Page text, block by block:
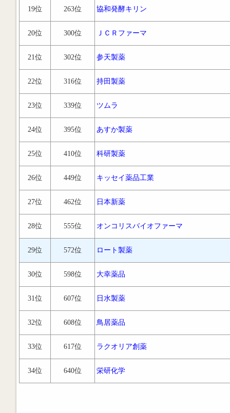
19位 263位 協和発酵キリン
20位 300位 ＪＣＲファーマ
21位 302位 参天製薬
22位 316位 持田製薬
23位 339位 ツムラ
24位 395位 あすか製薬
25位 410位 科研製薬
26位 449位 キッセイ薬品工業
27位 462位 日本新薬
28位 555位 オンコリスバイオファーマ
29位 572位 ロート製薬
30位 598位 大幸薬品
31位 607位 日水製薬
32位 608位 鳥居薬品
33位 617位 ラクオリア創薬
34位 640位 栄研化学